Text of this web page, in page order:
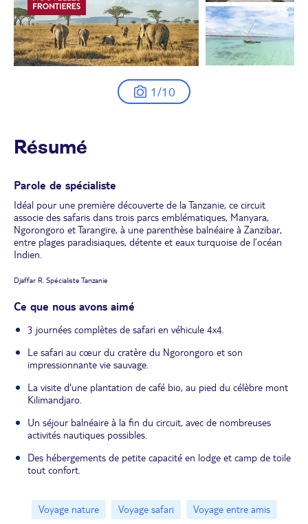
1/10
Résumé
Parole de spécialiste
Idéal pour une première découverte de la Tanzanie, ce circuit
associe des safaris dans trois parcs emblématiques, Manyara,
Ngorongoro et Tarangire, à une parenthèse balnéaire à Zanzibar,
entre plages paradisiaques, détente et eaux turquoise de l’océan
Indien.
Djaffar R. Spécialiste Tanzanie
Ce que nous avons aimé
3 journées complètes de safari en véhicule 4x4.
Le safari au cœur du cratère du Ngorongoro et son
impressionnante vie sauvage.
La visite d'une plantation de café bio, au pied du célèbre mont
Kilimandjaro.
Un séjour balnéaire à la fin du circuit, avec de nombreuses
activités nautiques possibles.
Des hébergements de petite capacité en lodge et camp de toile
tout confort.
Voyage nature Voyage safari
Voyage entre amis